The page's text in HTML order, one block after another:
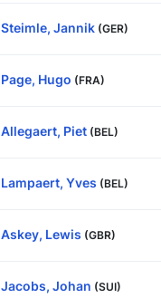
Steimle, Jannik (GER)
Page, Hugo (FRA)
Allegaert, Piet (BEL)
Lampaert, Yves (BEL)
Askey, Lewis (GBR)
Jacobs, Johan (SUI)